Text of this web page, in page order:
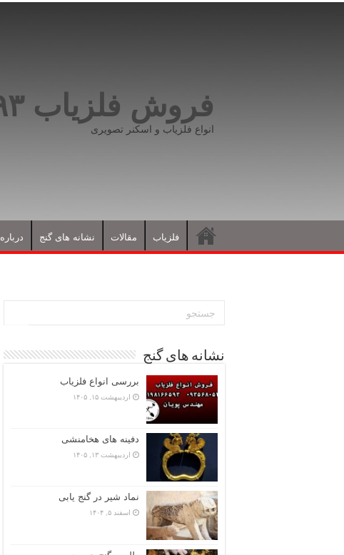
فروش فلزیاب ۰۹۱۹۸۱۶۶۵۹۳
انواع فلزیاب و اسکنر تصویری
فلزیاب مقالات نشانه های گنج
نشانه های گنج
بررسی انواع فلزیاب
اردیبهشت ۱۵, ۱۴۰۵
دفینه های هخامنشی
اردیبهشت ۱۳, ۱۴۰۵
نماد شیر در گنج یابی
اسفند ۵, ۱۴۰۴